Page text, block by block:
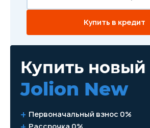
Купить новый
Jolion New
Первоначальный взнос 0%
Купить в кредит